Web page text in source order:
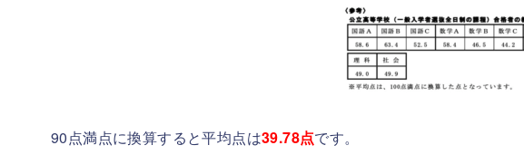
90点満点に換算すると平均点は39.78点です。